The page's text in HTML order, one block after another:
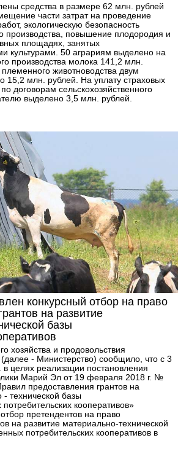
средства в размере 62 млн. рублей
части затрат на проведение
экологическую безопасность
производства, повышение плодородия и
площадях, занятых
культурами. 50 аграриям выделено на
производства молока 141,2 млн.
животноводства двум
15,2 млн. рублей. На уплату страховых
договорам сельскохозяйственного
выделено 3,5 млн. рублей.
конкурсный отбор на право
на развитие
базы
хозяйства и продовольствия
- Министерство) сообщило, что с 3
целях реализации постановления
Марий Эл от 19 февраля 2018 г. №
предоставления грантов на
- технической базы
потребительских кооперативов»
претендентов на право
на развитие материально-технической
потребительских кооперативов в